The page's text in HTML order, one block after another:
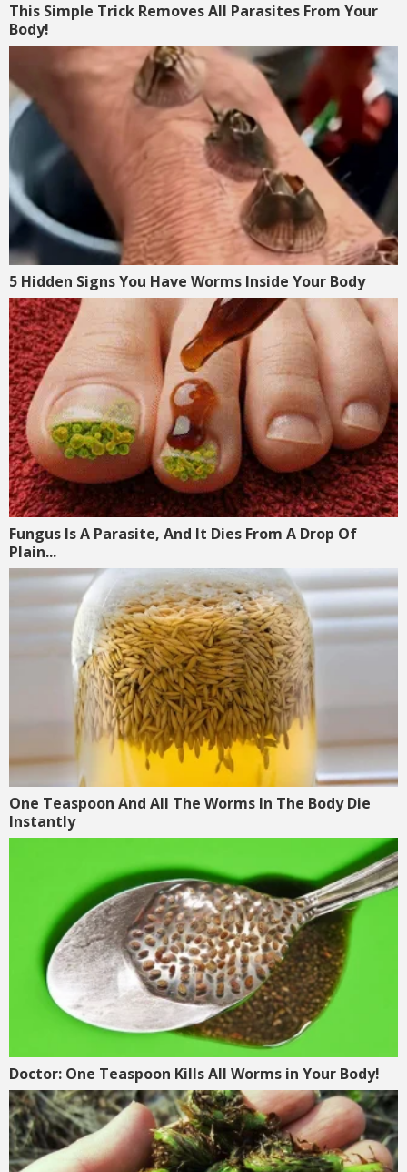
This Simple Trick Removes All Parasites From Your
Body!
5 Hidden Signs You Have Worms Inside Your Body
Fungus Is A Parasite, And It Dies From A Drop Of
Plain...
One Teaspoon And All The Worms In The Body Die
Instantly
Doctor: One Teaspoon Kills All Worms in Your Body!